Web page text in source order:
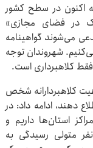
اکنون در سطح کشور
در فضای مجازی»
می‌شوند گواهینامه
شهروندان توجه
کلاهبرداری است.
کلاهبردارانه شخص
دهند، ادامه داد: در
استان‌ها داریم و
متولی رسیدگی به